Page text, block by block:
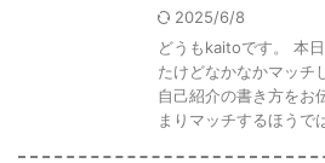
2025/6/8
どうもkaitoです。 本
たけどなかなかマッチ
自己紹介の書き方をお
まりマッチするほうで